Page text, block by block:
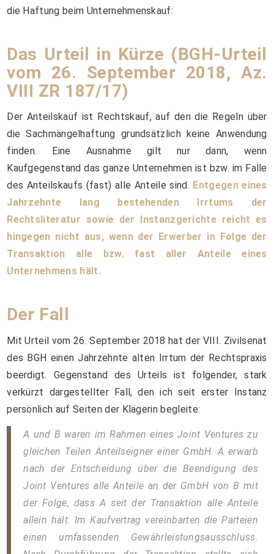
die Haftung beim Unternehmenskauf:
Das Urteil in Kürze (BGH-Urteil
vom 26. September 2018, Az.
VIII ZR 187/17)
Der Anteilskauf ist Rechtskauf, auf den die Regeln über
die Sachmängelhaftung grundsätzlich keine Anwendung
finden. Eine Ausnahme gilt nur dann, wenn
Kaufgegenstand das ganze Unternehmen ist bzw. im Falle
des Anteilskaufs (fast) alle Anteile sind. Entgegen eines
Jahrzehnte lang bestehenden Irrtums der
Rechtsliteratur sowie der Instanzgerichte reicht es
hingegen nicht aus, wenn der Erwerber in Folge der
Transaktion alle bzw. fast aller Anteile eines
Unternehmens hält.
Der Fall
Mit Urteil vom 26. September 2018 hat der VIII. Zivilsenat
des BGH einen Jahrzehnte alten Irrtum der Rechtspraxis
beerdigt. Gegenstand des Urteils ist folgender, stark
verkürzt dargestellter Fall, den ich seit erster Instanz
persönlich auf Seiten der Klägerin begleite:
A und B waren im Rahmen eines Joint Ventures zu
gleichen Teilen Anteilseigner einer GmbH. A erwarb
nach der Entscheidung über die Beendigung des
Joint Ventures alle Anteile an der GmbH von B mit
der Folge, dass A seit der Transaktion alle Anteile
allein hält. Im Kaufvertrag vereinbarten die Parteien
einen umfassenden Gewährleistungsausschluss.